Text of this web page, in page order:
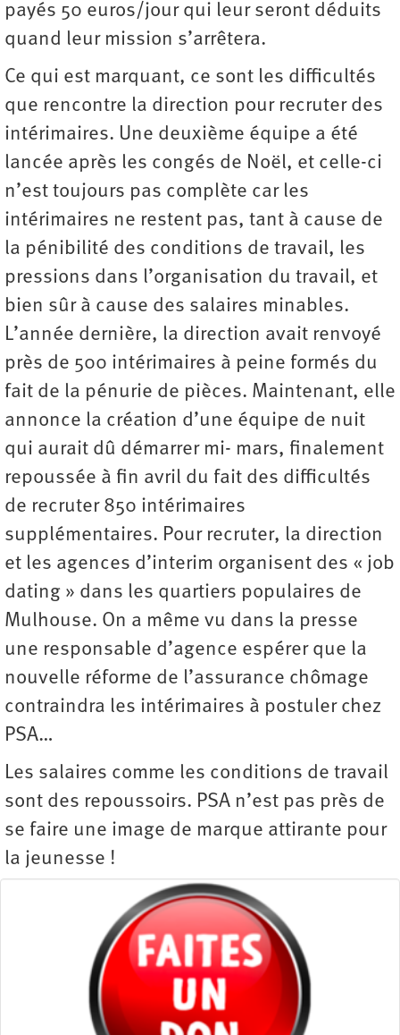
payés 50 euros/jour qui leur seront déduits
quand leur mission s’arrêtera.
Ce qui est marquant, ce sont les difficultés
que rencontre la direction pour recruter des
intérimaires. Une deuxième équipe a été
lancée après les congés de Noël, et celle-ci
n’est toujours pas complète car les
intérimaires ne restent pas, tant à cause de
la pénibilité des conditions de travail, les
pressions dans l’organisation du travail, et
bien sûr à cause des salaires minables.
L’année dernière, la direction avait renvoyé
près de 500 intérimaires à peine formés du
fait de la pénurie de pièces. Maintenant, elle
annonce la création d’une équipe de nuit
qui aurait dû démarrer mi- mars, finalement
repoussée à fin avril du fait des difficultés
de recruter 850 intérimaires
supplémentaires. Pour recruter, la direction
et les agences d’interim organisent des « job
dating » dans les quartiers populaires de
Mulhouse. On a même vu dans la presse
une responsable d’agence espérer que la
nouvelle réforme de l’assurance chômage
contraindra les ­intérimaires à postuler chez
PSA…
Les salaires comme les conditions de travail
sont des repoussoirs. PSA n’est pas près de
se faire une image de marque attirante pour
la jeunesse !